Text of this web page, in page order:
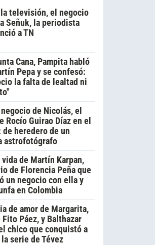
televisión, el negocio
Señuk, la periodista
a TN
Cana, Pampita habló
Pepa y se confesó:
la falta de lealtad ni
de Nicolás, el
Rocío Guirao Díaz en el
heredero de un
astrofotógrafo
vida de Martín Karpan,
de Florencia Peña que
un negocio con ella y
en Colombia
de amor de Margarita,
Páez, y Balthazar
chico que conquistó a
serie de Tévez